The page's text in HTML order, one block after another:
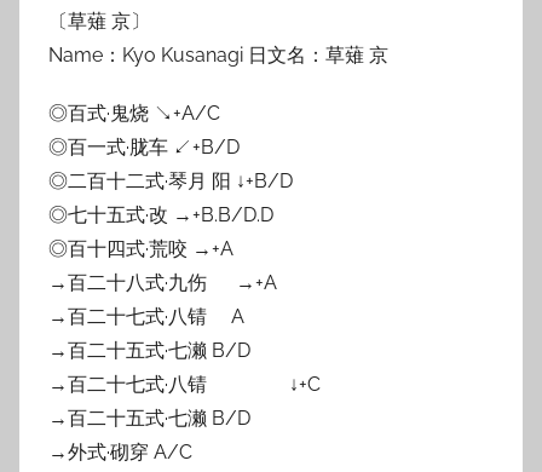
〔草薙 京〕
Name：Kyo Kusanagi 日文名：草薙 京
◎百式·鬼烧 ↘+A/C
◎百一式·胧车 ↙+B/D
◎二百十二式·琴月 阳 ↓+B/D
◎七十五式·改 →+B.B/D.D
◎百十四式·荒咬 →+A
→百二十八式·九伤 →+A
→百二十七式·八锖 A
→百二十五式·七濑 B/D
→百二十七式·八锖 ↓+C
→百二十五式·七濑 B/D
→外式·砌穿 A/C